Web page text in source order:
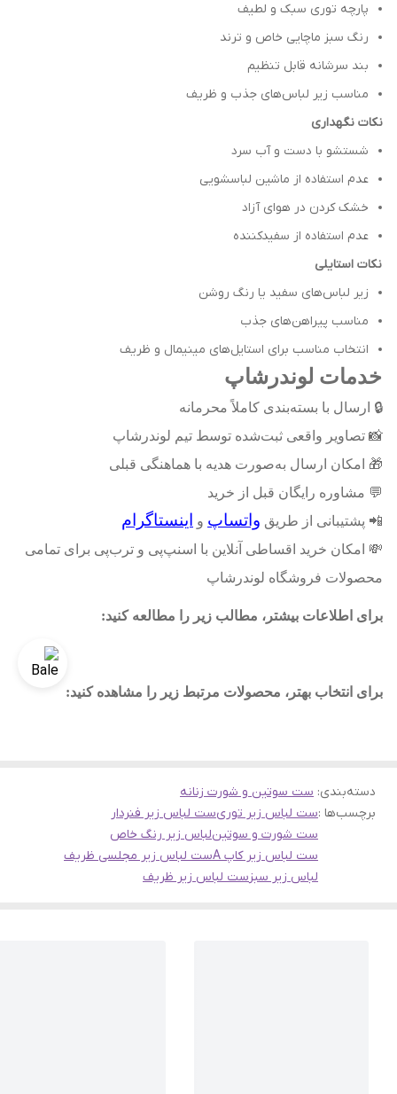
پارچه توری سبک و لطیف
رنگ سبز ماچایی خاص و ترند
بند سرشانه قابل تنظیم
مناسب زیر لباس‌های جذب و ظریف
نکات نگهداری
شستشو با دست و آب سرد
عدم استفاده از ماشین لباسشویی
خشک کردن در هوای آزاد
عدم استفاده از سفیدکننده
نکات استایلی
زیر لباس‌های سفید یا رنگ روشن
مناسب پیراهن‌های جذب
انتخاب مناسب برای استایل‌های مینیمال و ظریف
خدمات لوندرشاپ
🔒 ارسال با بسته‌بندی کاملاً محرمانه
📸 تصاویر واقعی ثبت‌شده توسط تیم لوندرشاپ
🎁 امکان ارسال به‌صورت هدیه با هماهنگی قبلی
💬 مشاوره رایگان قبل از خرید
📲 پشتیبانی از طریق واتساپ و اینستاگرام
💸 امکان خرید اقساطی آنلاین با اسنپ‌پی و ترب‌پی برای تمامی
محصولات فروشگاه لوندرشاپ
برای اطلاعات بیشتر، مطالب زیر را مطالعه کنید:
برای انتخاب بهتر، محصولات مرتبط زیر را مشاهده کنید:
دسته‌بندی: ست سوتین و شورت زنانه
برچسب‌ها :ست لباس زیر توریست لباس زیر فنردار
ست شورت و سوتینلباس زیر رنگ خاص
ست لباس زیر کاپ A ست لباس زیر مجلسی ظریف
لباس زیر سبزست لباس زیر ظریف